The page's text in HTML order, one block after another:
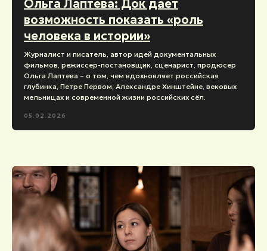
Ольга Лаптева: Док дает
возможность показать «роль
человека в истории»
Журналист и писатель, автор идей документальных
фильмов, режиссер-постановщик, сценарист, продюсер
Ольга Лаптева – о том, чем вдохновляет российская
глубинка, Петре Первом, Александре Хинштейне, вековых
мельницах и современной жизни российских сёл.
05.02.2026